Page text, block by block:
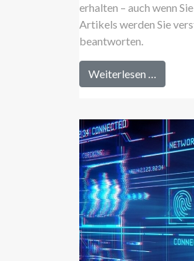
erhalten – auch wenn
Artikels werden Sie
beantworten.
Weiterlesen …